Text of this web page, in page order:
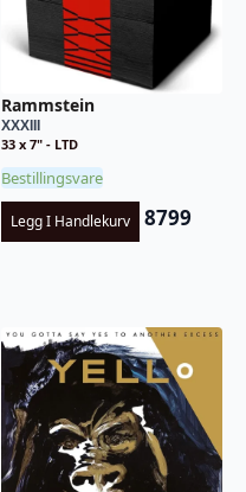
Rammstein
XXXIII
33 x 7" - LTD
Bestillingsvare
Legg I Handlekurv 8799